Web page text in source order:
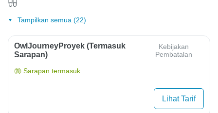
Tampilkan semua (22)
OwlJourneyProyek (Termasuk
Sarapan)
Kebijakan
Pembatalan
Sarapan termasuk
Lihat Tarif